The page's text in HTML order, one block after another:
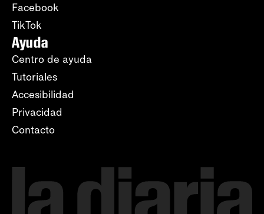
Facebook
TikTok
Ayuda
Centro de ayuda
Tutoriales
Accesibilidad
Privacidad
Contacto